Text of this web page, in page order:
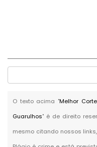
O texto acima "Melhor
Guarulhos" é de direito
mesmo citando nossos